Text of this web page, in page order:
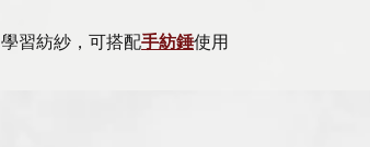
學習紡紗，可搭配手紡錘使用